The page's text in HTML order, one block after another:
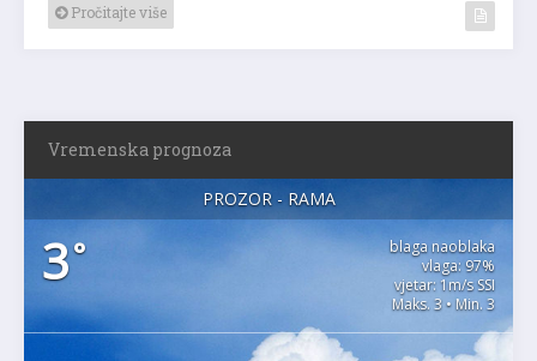
Pročitajte više
Vremenska prognoza
PROZOR - RAMA
3°
blaga naoblaka
vlaga: 97%
vjetar: 1m/s SSI
Maks. 3 • Min. 3